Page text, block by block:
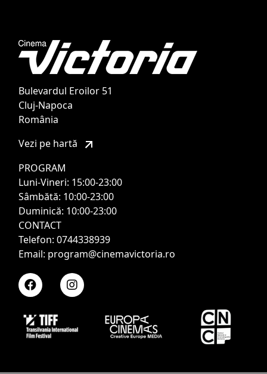
Bulevardul Eroilor 51
Cluj-Napoca
România
Vezi pe hartă
PROGRAM
Luni-Vineri: 15:00-23:00
Sâmbătă: 10:00-23:00
Duminică: 10:00-23:00
CONTACT
Telefon: 0744338939
Email: program@cinemavictoria.ro